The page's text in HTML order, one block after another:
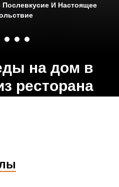
Послевкусие И Настоящее
на дом в
ресторана